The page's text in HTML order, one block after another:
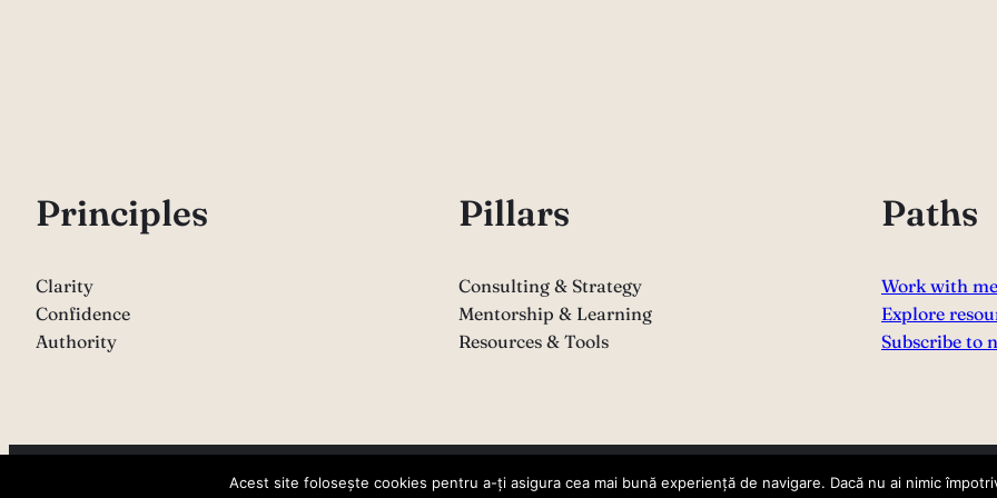
Principles
Clarity
Confidence
Authority
Pillars
Consulting & Strategy
Mentorship & Learning
Resources & Tools
Paths
Work with me
Explore
Subscribe to
Copyright 2026 – Sabina VargaAcest site folosește cookies pentru a-ți asigura cea mai bună experiență de navigare. Dacă nu ai nimic